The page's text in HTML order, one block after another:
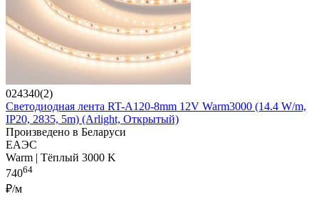
024340(2)
Светодиодная лента RT-A120-8mm 12V Warm3000 (14.4 W/m,
IP20, 2835, 5m) (Arlight, Открытый)
Произведено в Беларуси
ЕАЭС
Warm | Тёплый 3000 K
74064
₽/м